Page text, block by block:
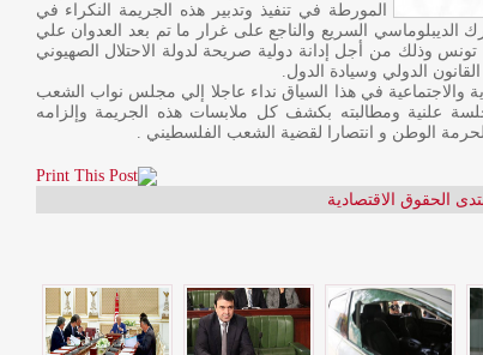
المورطة في تنفيذ وتدبير هذه الجريمة النكراء في
الديبلوماسي السريع والناجع على غرار ما تم بعد العدوان علي
وذلك من أجل إدانة دولية صريحة لدولة الاحتلال الصهيوني
الدولي وسيادة الدول.
والاجتماعية في هذا السياق نداء عاجلا إلي مجلس نواب الشعب
علنية ومطالبته بكشف كل ملابسات هذه الجريمة وإلزامه
لحرمة الوطن و انتصارا لقضية الشعب الفلسطيني .
الحقوق الاقتصادية